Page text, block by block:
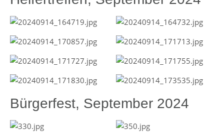
Bürgerfest, September 2024